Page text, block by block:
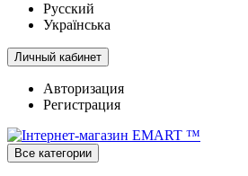
Русский
Українська
Личный кабинет
Авторизация
Регистрация
Все категории